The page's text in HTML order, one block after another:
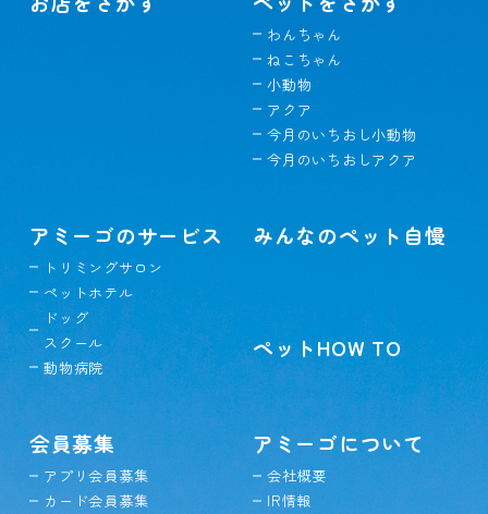
わんちゃん
ねこちゃん
小動物
アクア
今月のいちおし小動物
今月のいちおしアクア
アミーゴのサービス
トリミングサロン
ペットホテル
ドッグ
スクール
動物病院
みんなのペット自慢
ペットHOW TO
会員募集
アプリ会員募集
カード会員募集
アミーゴについて
会社概要
IR情報